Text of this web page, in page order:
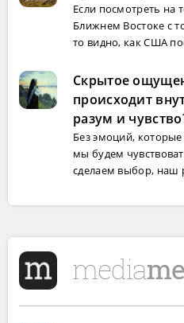
Если посмотреть на
Ближнем Востоке с
то видно, как США
Скрытое
происходит
разум и
Без эмоций,
мы будем
сделаем выбор, наш